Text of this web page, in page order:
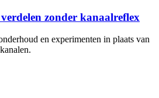
zonder kanaalreflex
en experimenten in plaats van